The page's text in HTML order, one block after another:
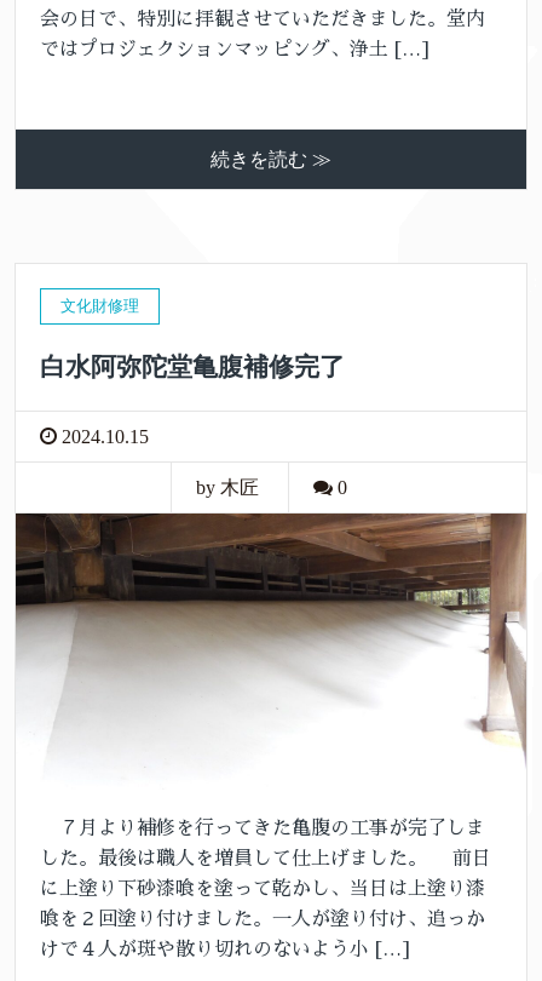
会の日で、特別に拝観させていただきました。堂内
ではプロジェクションマッピング、浄土 […]
続きを読む ≫
文化財修理
白水阿弥陀堂亀腹補修完了
2024.10.15
by 木匠 0
７月より補修を行ってきた亀腹の工事が完了しま
した。最後は職人を増員して仕上げました。 前日
に上塗り下砂漆喰を塗って乾かし、当日は上塗り漆
喰を２回塗り付けました。一人が塗り付け、追っか
けで４人が斑や散り切れのないよう小 […]